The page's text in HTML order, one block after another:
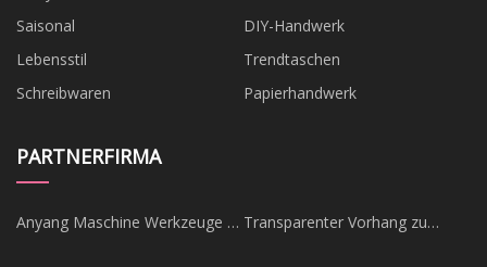
Saisonal
DIY-Handwerk
Lebensstil
Trendtaschen
Schreibwaren
Papierhandwerk
PARTNERFIRMA
Anyang Maschine Werkzeuge -
Transparenter Vorhang zu